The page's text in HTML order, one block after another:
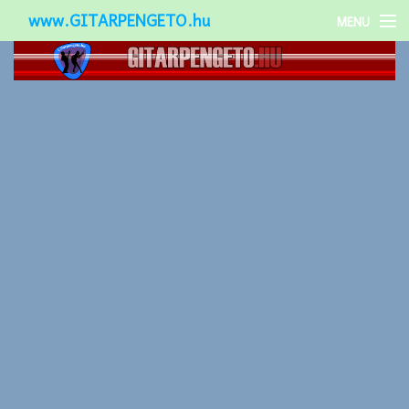
www.GITARPENGETO.hu MENU
Népszerű-